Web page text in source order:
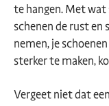
te hangen. Met wat
schenen de rust en
nemen, je
sterker te maken,
Vergeet niet dat